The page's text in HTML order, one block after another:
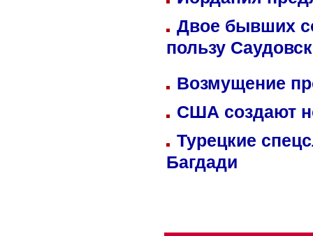
Двое бывших
пользу
Возмущение
США создают
Турецкие
Багдади